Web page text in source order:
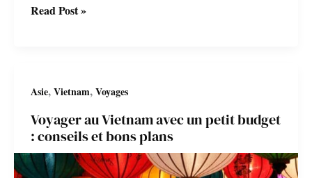
Thaïlande
Le
comparatif
pour
choisir
Read Post »
Asie,Vietnam,Voyages
Voyager au Vietnam avec un petit budget
: conseils et bons plans